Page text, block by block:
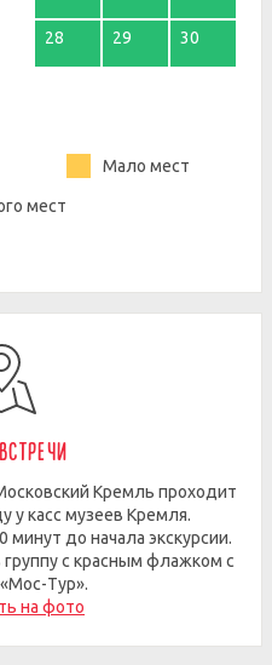
28 29 30
Мало мест
мест
Кремль проходит
у касс музеев Кремля.
до начала экскурсии.
с красным флажком с
Тур».
на фото